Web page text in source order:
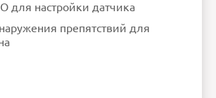
для настройки датчика
препятствий для